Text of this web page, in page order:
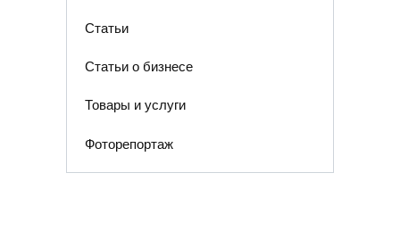
Статьи
Статьи о бизнесе
Товары и услуги
Фоторепортаж